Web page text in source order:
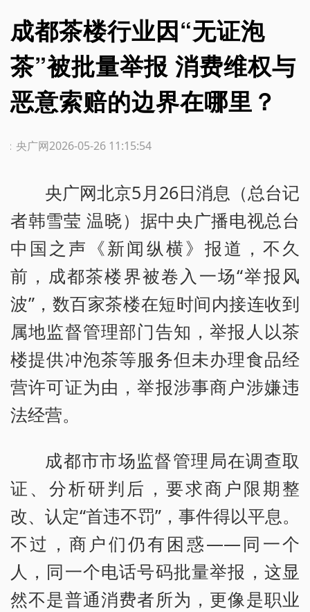
成都茶楼行业因“无证泡
茶”被批量举报 消费维权与
恶意索赔的边界在哪里？
2026-05-26 11:15:54
：央广网
央广网北京5月26日消息（总台记
者韩雪莹 温晓）据中央广播电视总台
中国之声《新闻纵横》报道，不久
前，成都茶楼界被卷入一场“举报风
波”，数百家茶楼在短时间内接连收到
属地监督管理部门告知，举报人以茶
楼提供冲泡茶等服务但未办理食品经
营许可证为由，举报涉事商户涉嫌违
法经营。
成都市市场监督管理局在调查取
证、分析研判后，要求商户限期整
改、认定“首违不罚”，事件得以平息。
不过，商户们仍有困惑——同一个
人，同一个电话号码批量举报，这显
然不是普通消费者所为，更像是职业